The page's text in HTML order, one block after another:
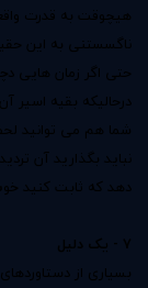
هیچوقت به قدرت
ناگسستنی به این
حتی اگر زمان هایی
درحالیکه بقیه اسیر
شما هم می توانید
نباید بگذارید آن
دهد که ثابت کنید
7 - یک دلیل
بسیاری از